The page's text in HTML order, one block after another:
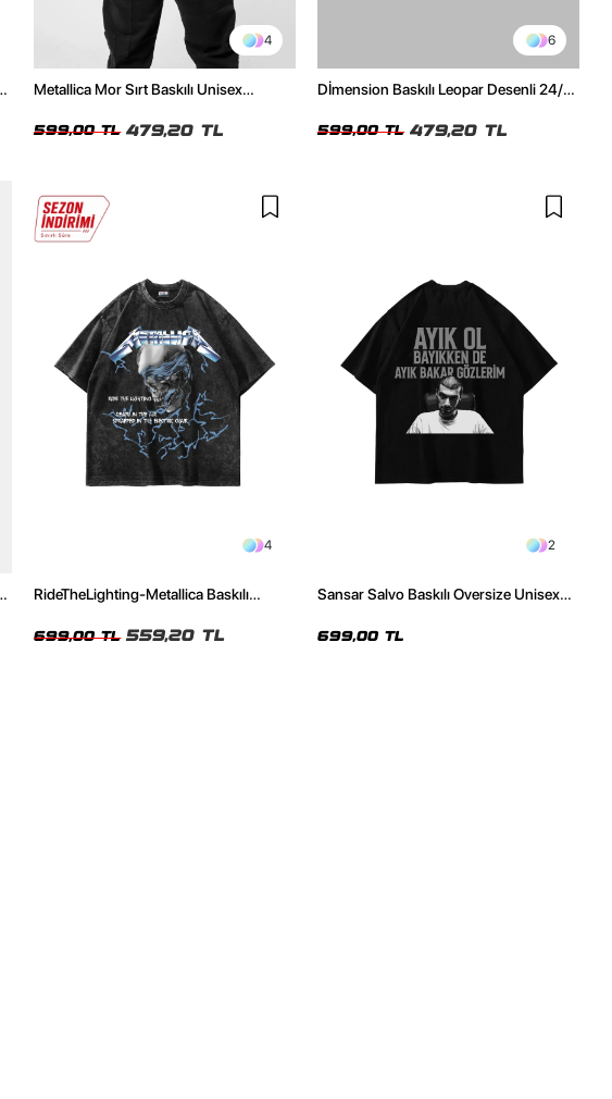
4
Metallica Mor Sırt Baskılı Unisex
599,00 TL 479,20 TL
6
Dİmension Baskılı Leopar Desenli 24/1
599,00 TL 479,20 TL
4
RideTheLighting-Metallica Baskılı
699,00 TL 559,20 TL
2
Sansar Salvo Baskılı Oversize Unisex
699,00 TL